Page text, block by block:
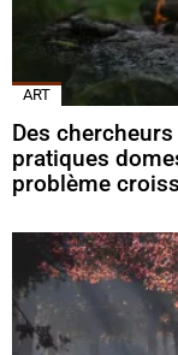
ART
Des
pratiques
problème